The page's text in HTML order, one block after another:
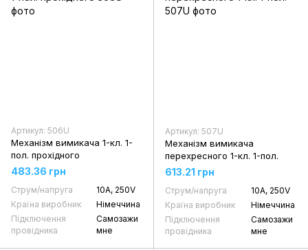
Артикул: 506U
Механізм вимикача 1-кл. 1-
пол. прохідного
483.36 грн
Струм/напруга
10А, 250V
Країна виробник
Німеччина
Підключення
провідника
Самозажи
мне
Артикул: 507U
Механізм вимикача
перехресного 1-кл. 1-пол.
613.21 грн
Струм/напруга
10А, 250V
Країна виробник
Німеччина
Підключення
провідника
Самозажи
мне